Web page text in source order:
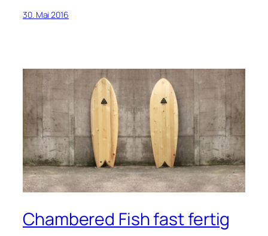
30. Mai 2016
Chambered Fish fast fertig